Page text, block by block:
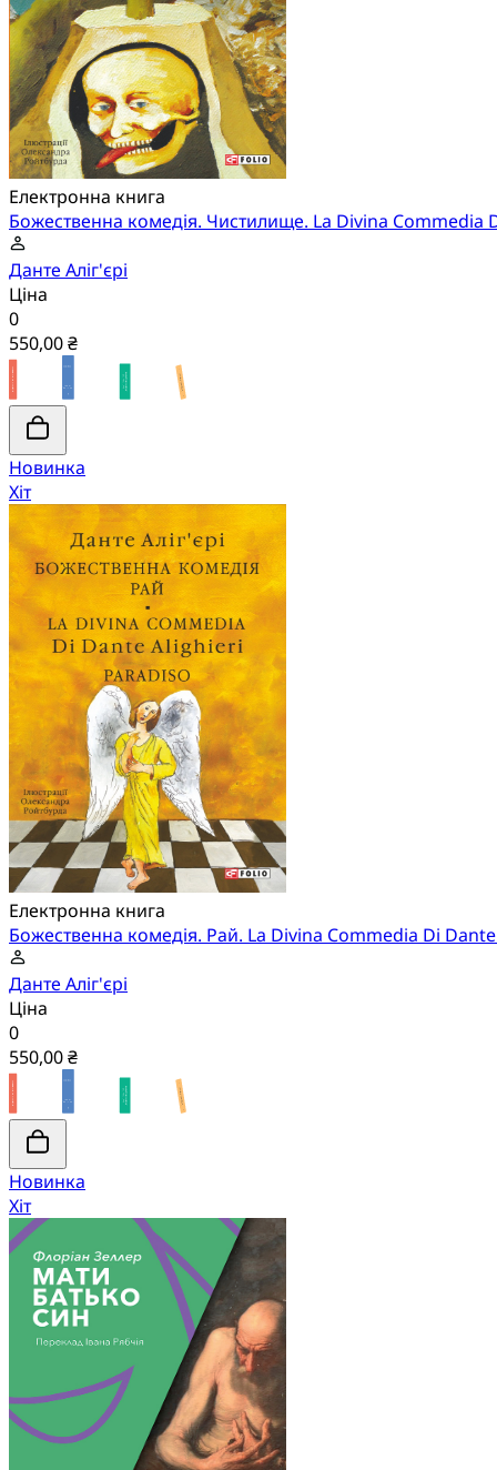
Електронна книга
Божественна комедія. Чистилище. La Divina
Данте Аліг'єрі
Ціна
0
550,00 ₴
Новинка
Хіт
Електронна книга
Божественна комедія. Рай. La Divina Commedia Di
Данте Аліг'єрі
Ціна
0
550,00 ₴
Новинка
Хіт